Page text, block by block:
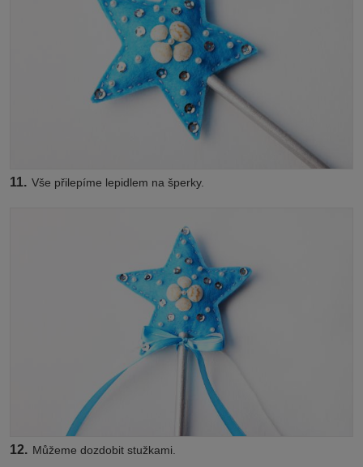
11. Vše přilepíme lepidlem na šperky.
12. Můžeme dozdobit stužkami.